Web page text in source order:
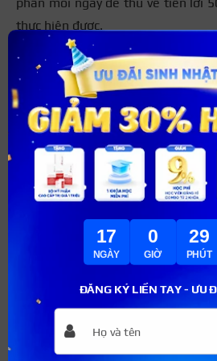
thực hiện được.
Bạn có thể kinh doanh mô hình
giao hàng công nghệ để tăng
hàng. Vốn ban đầu bạn cần chuẩn
tùy vào quy mô. Lợi nhuận thu
sau khi trừ chi phí.
ĐĂNG KÝ LIỀN TAY - ƯU
17
NGÀY
0
GIỜ
29
PHÚT